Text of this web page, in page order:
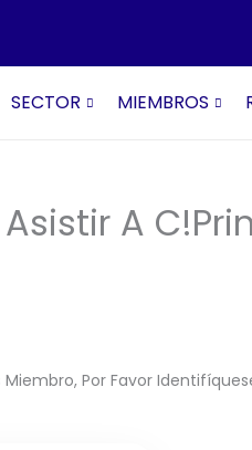
SECTOR MIEMBROS
A
Miembro, Por Favor